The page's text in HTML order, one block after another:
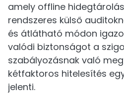
amely offline
rendszeres külső
és átlátható módon
valódi biztonságot a
szabályozásnak való
kétfaktoros hitelesítés
jelenti.